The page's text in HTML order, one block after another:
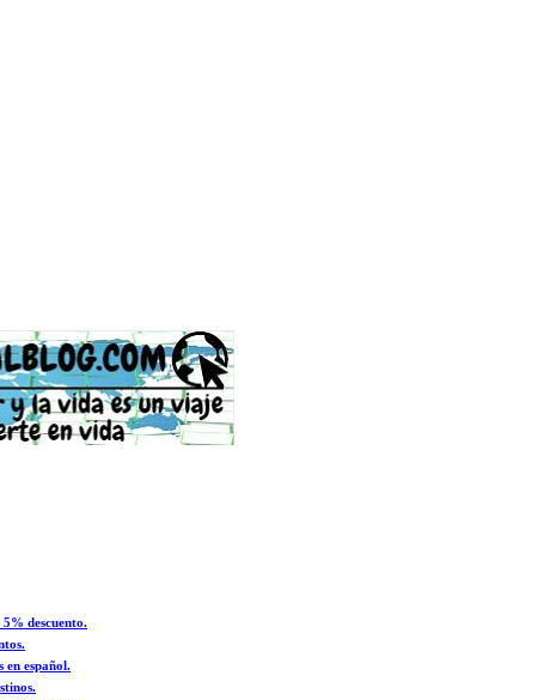
descuento.
en español.